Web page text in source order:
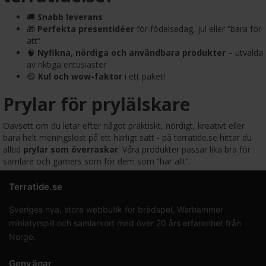
🚚 Snabb leverans
🎁 Perfekta presentidéer för födelsedag, jul eller ”bara för
att”
🧠 Nyfikna, nördiga och användbara produkter – utvalda
av riktiga entusiaster
😄 Kul och wow-faktor i ett paket!
Prylar för prylälskare
Oavsett om du letar efter något praktiskt, nördigt, kreativt eller
bara helt meningslöst på ett härligt sätt - på terratide.se hittar du
alltid prylar som överraskar. Våra produkter passar lika bra för
samlare och gamers som för dem som ”har allt”.
Terratide.se
Sveriges nya, stora webbutik för brädspel, Warhammer
miniatyrspill och samlarkort med över 20 års erfarenhet från
Norge.
Genvägar